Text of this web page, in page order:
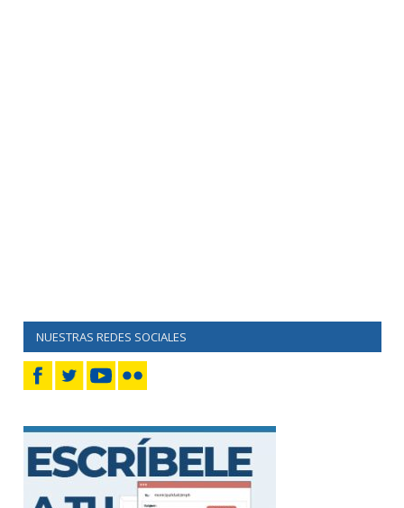
NUESTRAS REDES SOCIALES